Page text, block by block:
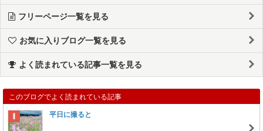
フリーページ一覧を見る
お気に入りブログ一覧を見る
よく読まれている記事一覧を見る
このブログでよく読まれている記事
平日に撮ると